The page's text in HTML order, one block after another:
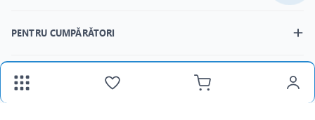
PENTRU CUMPĂRĂTORI
MAGAZINELE